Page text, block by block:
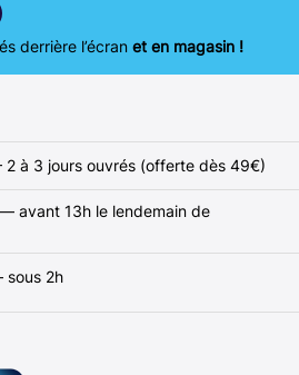
derrière l’écran et en magasin !
à 3 jours ouvrés (offerte dès 49€)
avant 13h le lendemain de
sous 2h